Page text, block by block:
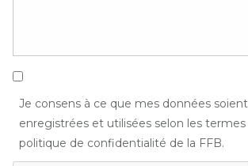
Je consens à ce que mes données soient
enregistrées et utilisées selon les termes
politique de confidentialité de la FFB.